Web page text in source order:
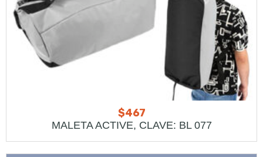
$467
MALETA ACTIVE, CLAVE: BL 077